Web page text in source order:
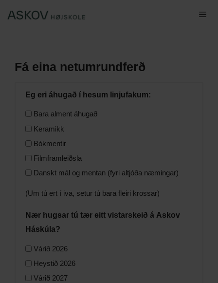
Fá eina netumrundferð
Eg eri áhugað í hesum linjufakum:
Bara alment áhugað
Keramikk
Bókmentir
Filmframleiðsla
Danskt mál og mentan (fyri altjóða næmingar)
(Um tú ert í iva, setur tú bara fleiri krossar)
Nær hugsar tú tær eitt vistarskeið á Askov
Háskúla?
Várið 2026
Heystið 2026
Várið 2027